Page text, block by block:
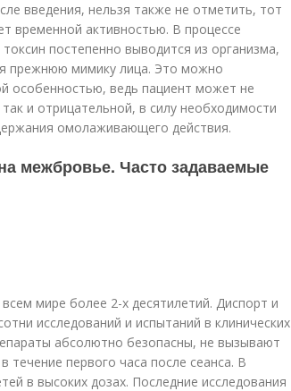
введения, нельзя также не отметить, тот
временной активностью. В про­цес­се
постепенно выводится из организма,
прежнюю мимику лица. Это можно
особенностью, ведь пациент может не
и отрицательной, в силу необходимости
омолаживающего действия.
межбровье. Часто задаваемые
мире более 2-х десятилетий. Диспорт и
исследований и испытаний в клинических
абсолютно безопасны, не вызывают
течение первого часа после сеанса. В
в высоких дозах. Последние исследования